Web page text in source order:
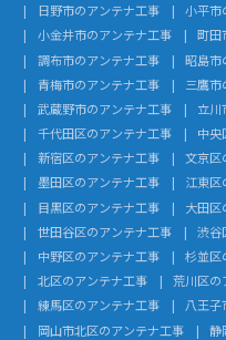
日野市のアンテナ工事
小平市
小金井市のアンテナ工事
町田
調布市のアンテナ工事
昭島市
青梅市のアンテナ工事
三鷹市
武蔵野市のアンテナ工事
立川
千代田区のアンテナ工事
中央
新宿区のアンテナ工事
文京区
墨田区のアンテナ工事
江東区
目黒区のアンテナ工事
大田区
世田谷区のアンテナ工事
渋谷
中野区のアンテナ工事
杉並区
北区のアンテナ工事
荒川区の
練馬区のアンテナ工事
八王子
岡山市北区のアンテナ工事
静